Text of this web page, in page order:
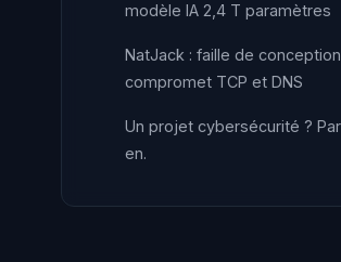
modèle IA 2,4 T paramètres
NatJack : faille de conception
compromet TCP et DNS
Un projet cybersécurité ?
en.